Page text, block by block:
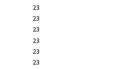
23
23
23
23
23
23